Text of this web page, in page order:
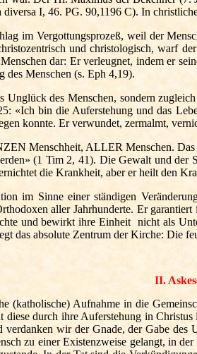
I, 46. PG. 90,1196 C). In
im Vergottungsprozeß, weil der
und christologisch, warf
dar: Er verleugnet, indem er
des Menschen (s. Eph 4,19).
Unglück des Menschen, sondern
«Ich bin die Auferstehung und das
konnte. Er verwundet, zermalmt,
Menschheit, ALLER Menschen.
(1 Tim 2, 41). Die Gewalt und der
die Krankheit, aber er heilt den
im Sinne einer ständigen
aller Jahrhunderte. Er
und bewirkt ihre Einheit nicht als
das absolute Zentrum der Kirche: Die
II.
(katholische) Aufnahme in die
diese durch ihre Auferstehung in
wir der Gnade, der Gabe
zu einer Existenzweise gelangt, in